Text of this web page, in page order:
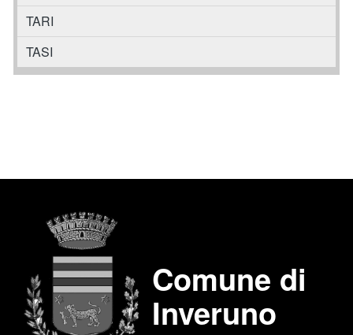
TARI
TASI
Comune di
Inveruno